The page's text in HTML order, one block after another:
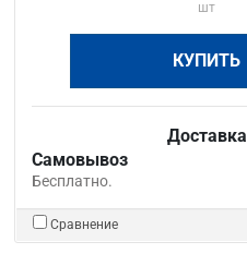
шт
КУПИТЬ
Доставка
Самовывоз
Бесплатно.
Сравнение